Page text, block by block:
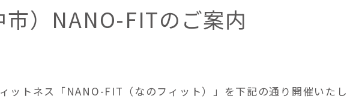
市）NANO-FITのご案内
ットネス「NANO-FIT（なのフィット）」を下記の通り開催いた